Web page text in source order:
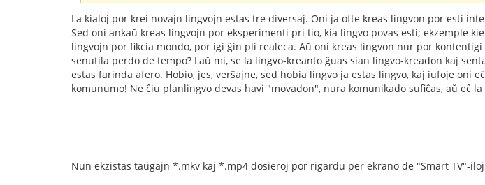
La kialoj por krei novajn lingvojn estas tre diversaj. Oni ja ofte kreas lingvon por esti
Sed oni ankaŭ kreas lingvojn por eksperimenti pri tio, kia lingvo povas esti; ekzemple
lingvojn por fikcia mondo, por igi ĝin pli realeca. Aŭ oni kreas lingvon nur por
senutila perdo de tempo? Laŭ mi, se la lingvo-kreanto ĝuas sian lingvo-kreadon kaj
estas farinda afero. Hobio, jes, verŝajne, sed hobia lingvo ja estas lingvo, kaj iufoje oni
komunumo! Ne ĉiu planlingvo devas havi "movadon", nura komunikado sufiĉas, aŭ eĉ
Nun ekzistas taŭgajn *.mkv kaj *.mp4 dosieroj por rigardu per ekrano de "Smart TV"-